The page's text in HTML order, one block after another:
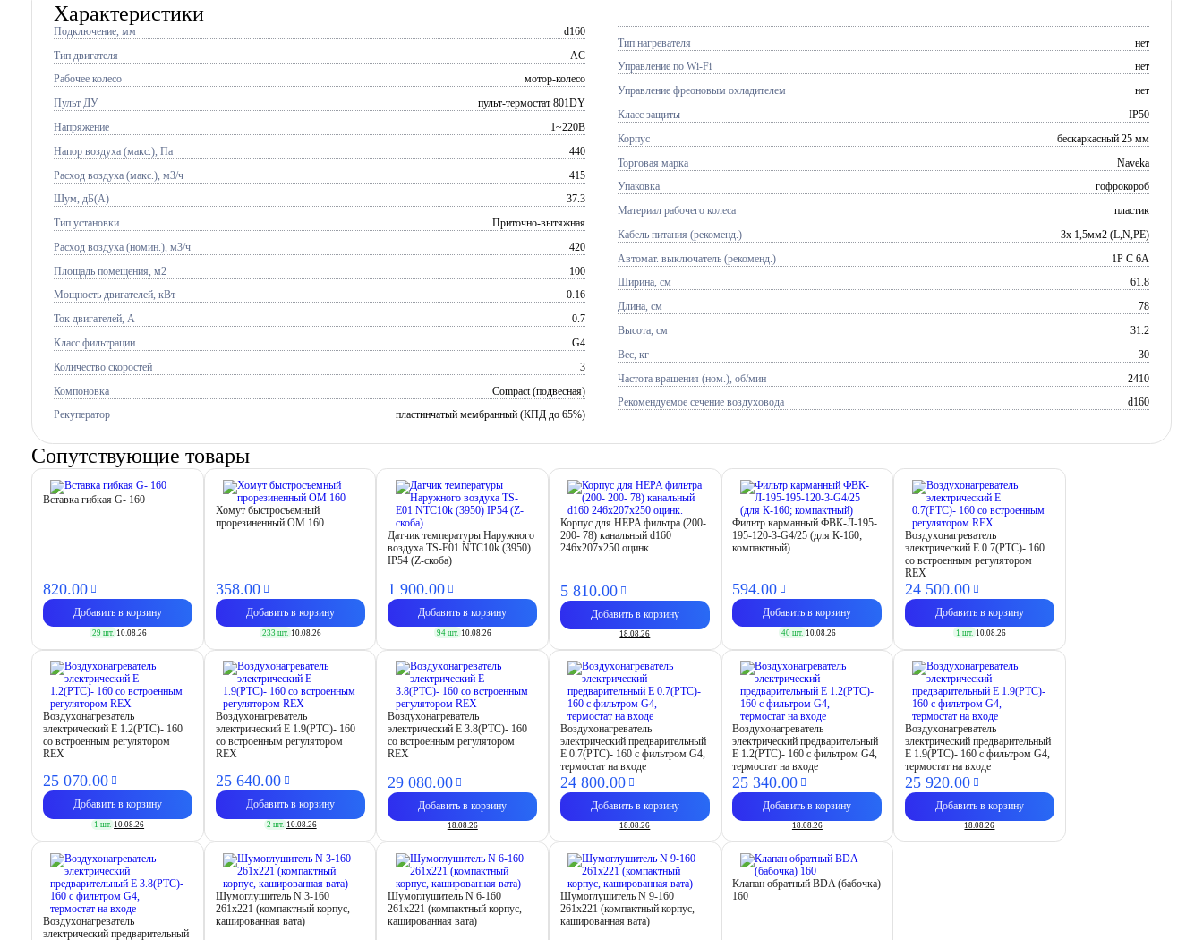
Характеристики
Подключение, мм d160
Тип двигателя AC
Рабочее колесо мотор-колесо
Пульт ДУ пульт-термостат 801DY
Напряжение 1~220В
Напор воздуха (макс.), Па 440
Расход воздуха (макс.), м3/ч 415
Шум, дБ(А) 37.3
Тип установки Приточно-вытяжная
Расход воздуха (номин.), м3/ч 420
Площадь помещения, м2 100
Мощность двигателей, кВт 0.16
Ток двигателей, А 0.7
Класс фильтрации G4
Количество скоростей 3
Компоновка Compact (подвесная)
Рекуператор пластинчатый мембранный (КПД до 65%)
Тип нагревателя нет
Управление по Wi-Fi нет
Управление фреоновым охладителем нет
Класс защиты IP50
Корпус бескаркасный 25 мм
Торговая марка Naveka
Упаковка гофрокороб
Материал рабочего колеса пластик
Кабель питания (рекоменд.) 3х 1,5мм2 (L,N,PE)
Автомат. выключатель (рекоменд.) 1P C 6A
Ширина, см 61.8
Длина, см 78
Высота, см 31.2
Вес, кг 30
Частота вращения (ном.), об/мин 2410
Рекомендуемое сечение воздуховода d160
Сопутствующие товары
Вставка гибкая G- 160
820.00
Добавить в корзину
29 шт. 10.08.26
Хомут быстросъемный
прорезиненный OM 160
358.00
Добавить в корзину
233 шт. 10.08.26
Датчик температуры Наружного
воздуха TS-E01 NTC10k (3950)
IP54 (Z-скоба)
1 900.00
Добавить в корзину
94 шт. 10.08.26
Корпус для HEPA фильтра (200-
200- 78) канальный d160
246х207х250 оцинк.
5 810.00
Добавить в корзину
18.08.26
Фильтр карманный ФВК-Л-195-
195-120-3-G4/25 (для К-160;
компактный)
594.00
Добавить в корзину
40 шт. 10.08.26
Воздухонагреватель
электрический E 0.7(PTC)- 160
со встроенным регулятором
REX
24 500.00
Добавить в корзину
1 шт. 10.08.26
Воздухонагреватель
электрический E 1.2(PTC)- 160
со встроенным регулятором
REX
25 070.00
Добавить в корзину
1 шт. 10.08.26
Воздухонагреватель
электрический E 1.9(PTC)- 160
со встроенным регулятором
REX
25 640.00
Добавить в корзину
2 шт. 10.08.26
Воздухонагреватель
электрический E 3.8(PTC)- 160
со встроенным регулятором
REX
29 080.00
Добавить в корзину
18.08.26
Воздухонагреватель
электрический предварительный
E 0.7(PTC)- 160 с фильтром G4,
термостат на входе
24 800.00
Добавить в корзину
18.08.26
Воздухонагреватель
электрический предварительный
E 1.2(PTC)- 160 с фильтром G4,
термостат на входе
25 340.00
Добавить в корзину
18.08.26
Воздухонагреватель
электрический предварительный
E 1.9(PTC)- 160 с фильтром G4,
термостат на входе
25 920.00
Добавить в корзину
18.08.26
Воздухонагреватель
электрический предварительный
Шумоглушитель N 3-160
261х221 (компактный корпус,
кашированная вата)
Шумоглушитель N 6-160
261х221 (компактный корпус,
кашированная вата)
Шумоглушитель N 9-160
261х221 (компактный корпус,
кашированная вата)
Клапан обратный BDA (бабочка)
160